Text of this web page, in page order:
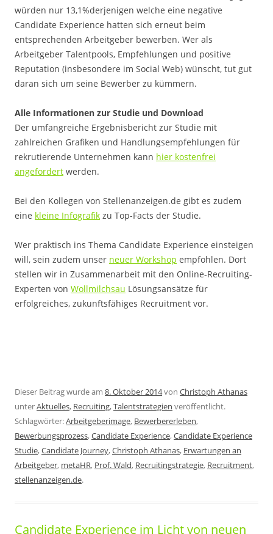
würden nur 13,1%derjenigen welche eine negative
Candidate Experience hatten sich erneut beim
entsprechenden Arbeitgeber bewerben. Wer als
Arbeitgeber Talentpools, Empfehlungen und positive
Reputation (insbesondere im Social Web) wünscht, tut gut
daran sich um seine Bewerber zu kümmern.
Alle Informationen zur Studie und Download
Der umfangreiche Ergebnisbericht zur Studie mit
zahlreichen Grafiken und Handlungsempfehlungen für
rekrutierende Unternehmen kann hier kostenfrei
angefordert werden.
Bei den Kollegen von Stellenanzeigen.de gibt es zudem
eine kleine Infografik zu Top-Facts der Studie.
Wer praktisch ins Thema Candidate Experience einsteigen
will, sein zudem unser neuer Workshop empfohlen. Dort
stellen wir in Zusammenarbeit mit den Online-Recruiting-
Experten von Wollmilchsau Lösungsansätze für
erfolgreiches, zukunftsfähiges Recruitment vor.
Dieser Beitrag wurde am 8. Oktober 2014von Christoph Athanas
unterAktuelles, Recruiting,Talentstrategien veröffentlicht.
Schlagwörter:Arbeitgeberimage, Bewerbererleben,
Bewerbungsprozess,Candidate Experience,Candidate Experience
Studie,Candidate Journey,Christoph Athanas, Erwartungen an
Arbeitgeber, metaHR, Prof. Wald, Recruitingstrategie, Recruitment,
stellenanzeigen.de.
Candidate Experience im Licht von neuen